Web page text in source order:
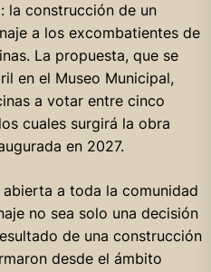
la construcción de un
a los excombatientes de
La propuesta, que se
en el Museo Municipal,
a votar entre cinco
cuales surgirá la obra
en 2027.
a toda la comunidad
no sea solo una decisión
de una construcción
desde el ámbito